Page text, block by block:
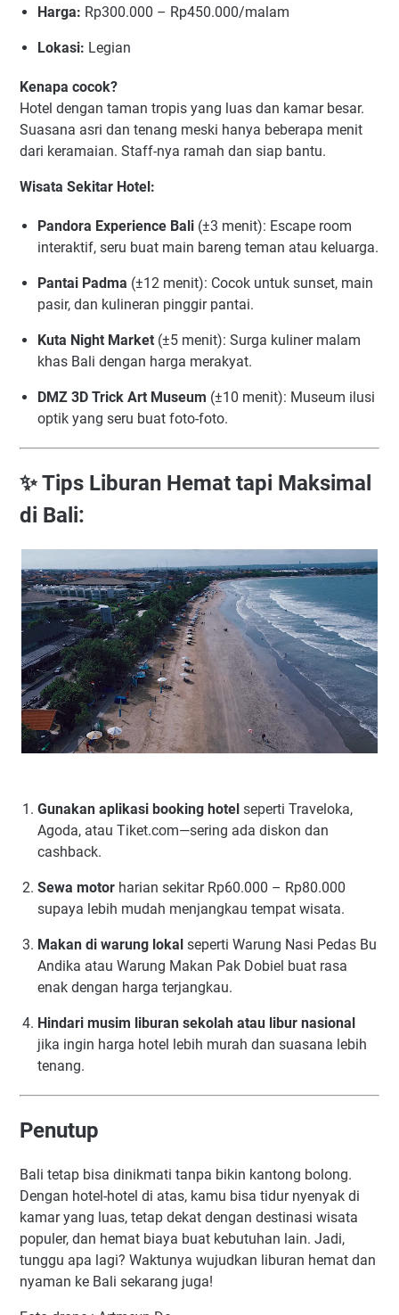
Harga: Rp300.000 – Rp450.000/malam
Lokasi: Legian
Kenapa cocok?
Hotel dengan taman tropis yang luas dan kamar besar.
Suasana asri dan tenang meski hanya beberapa menit
dari keramaian. Staff-nya ramah dan siap bantu.
Wisata Sekitar Hotel:
Pandora Experience Bali (±3 menit): Escape room
interaktif, seru buat main bareng teman atau keluarga.
Pantai Padma (±12 menit): Cocok untuk sunset, main
pasir, dan kulineran pinggir pantai.
Kuta Night Market (±5 menit): Surga kuliner malam
khas Bali dengan harga merakyat.
DMZ 3D Trick Art Museum (±10 menit): Museum ilusi
optik yang seru buat foto-foto.
✨ Tips Liburan Hemat tapi Maksimal
di Bali:
Gunakan aplikasi booking hotel seperti Traveloka,
Agoda, atau Tiket.com—sering ada diskon dan
cashback.
Sewa motor harian sekitar Rp60.000 – Rp80.000
supaya lebih mudah menjangkau tempat wisata.
Makan di warung lokal seperti Warung Nasi Pedas Bu
Andika atau Warung Makan Pak Dobiel buat rasa
enak dengan harga terjangkau.
Hindari musim liburan sekolah atau libur nasional
jika ingin harga hotel lebih murah dan suasana lebih
tenang.
Penutup
Bali tetap bisa dinikmati tanpa bikin kantong bolong.
Dengan hotel-hotel di atas, kamu bisa tidur nyenyak di
kamar yang luas, tetap dekat dengan destinasi wisata
populer, dan hemat biaya buat kebutuhan lain. Jadi,
tunggu apa lagi? Waktunya wujudkan liburan hemat dan
nyaman ke Bali sekarang juga!